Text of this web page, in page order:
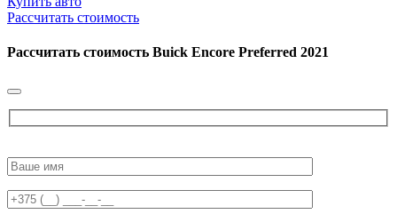
Рассчитать стоимость
Рассчитать стоимость Buick Encore Preferred 2021
leave
field
empty.